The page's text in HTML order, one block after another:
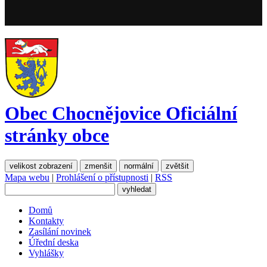
Obec Chocnějovice Oficiální
stránky obce
velikost zobrazení zmenšit normální zvětšit
Mapa webu | Prohlášení o přístupnosti | RSS
Domů
Kontakty
Zasílání novinek
Úřední deska
Vyhlášky